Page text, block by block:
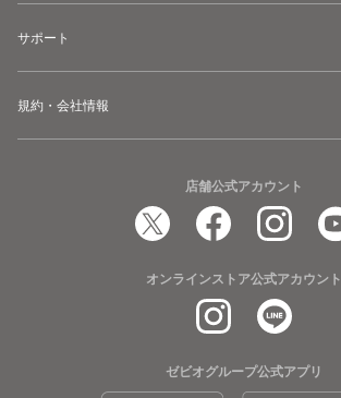
サポート
規約・会社情報
店舗公式アカウント
オンラインストア公式アカウント
ゼビオグループ公式アプリ